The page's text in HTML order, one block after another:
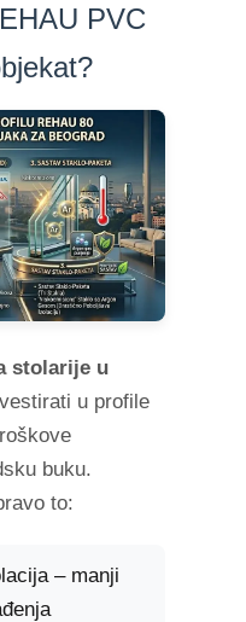
PVC
stolarije u
u profile
buku.
to:
– manji